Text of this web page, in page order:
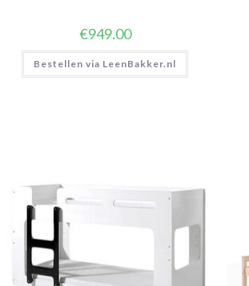
€949.00
Bestellen via LeenBakker.nl